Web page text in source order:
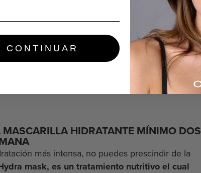
HIDRATANTE MÍNIMO DOS
más intensa, no puedes prescindir de la
mask, es un tratamiento nutritivo el cual
CONTINUAR